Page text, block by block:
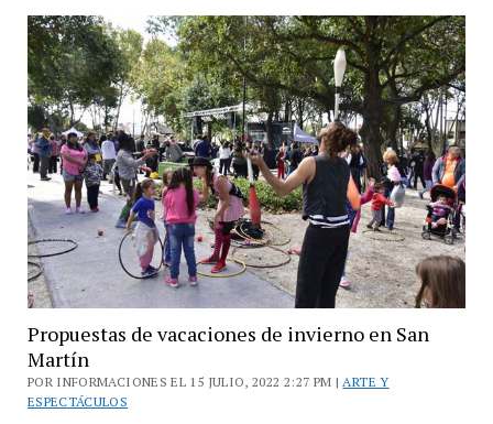
vacaciones
en
Vicente
López
Propuestas de vacaciones de invierno en San
Martín
POR INFORMACIONES EL 15 JULIO, 2022 2:27 PM | ARTE Y
ESPECTÁCULOS